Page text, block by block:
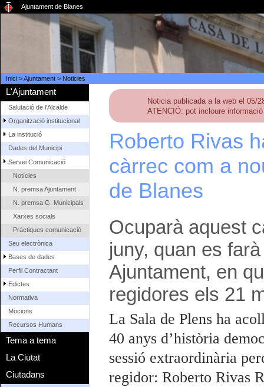
Ajuntament de Blanes
Inici>Ajuntament> Noticies
L'Ajuntament
Salutació de l'Alcalde
Organització institucional
La institució
Dades del Municipi
Servei Comunicació
Notícies
N. premsa Ajuntament
N. premsa G. Municipals
Xarxes socials
Pràctiques comunicació
Seu electrònica
Bases de dades
Perfil Contractant
Edictes
Normativa
Mocions
Recursos Humans
Tema a tema
La Ciutat
Ciutadans
Noticia publicada a la web el 05/
ATENCIÓ: pot incloure
Roberto Rivas
càrrec com a
de Blanes
Ocuparà aquest
juny, quan es
Ajuntament, en
regidores els 21
La Sala de Plens ha
40 anys d’història
sessió extraordinària
regidor: Roberto Rivas